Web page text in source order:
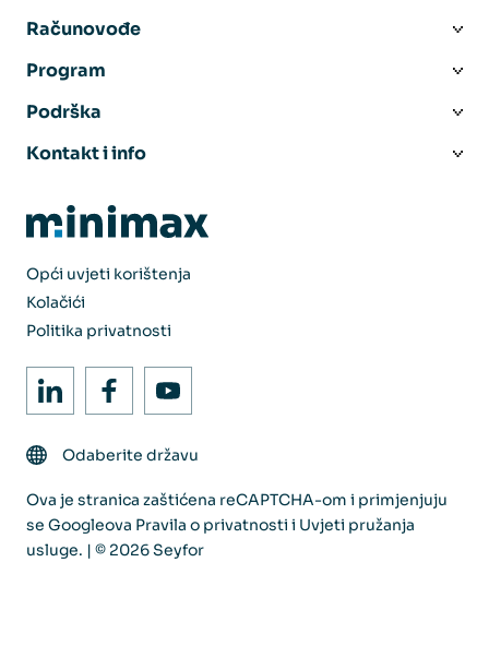
Računovođe
Program
Podrška
Kontakt i info
Opći uvjeti korištenja
Kolačići
Politika privatnosti
Odaberite državu
Ova je stranica zaštićena reCAPTCHA-om i primjenjuju
se Googleova Pravila o privatnosti i Uvjeti pružanja
usluge. | © 2026 Seyfor